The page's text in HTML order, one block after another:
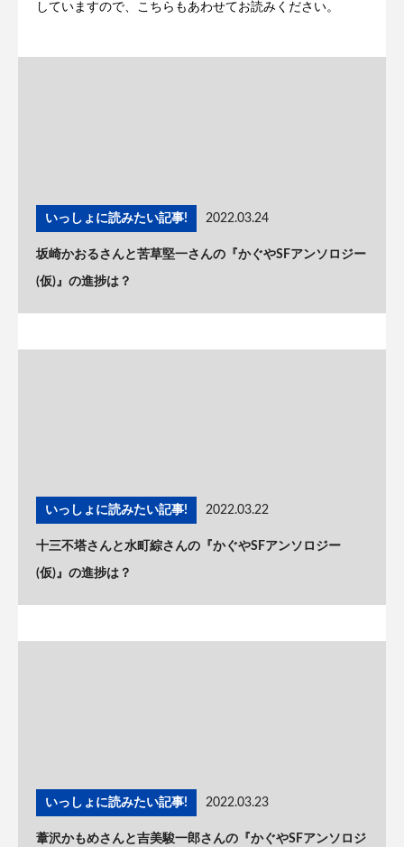
していますので、こちらもあわせてお読みください。
いっしょに読みたい記事! 2022.03.24
坂崎かおるさんと苦草堅一さんの『かぐやSFアンソロジー
(仮)』の進捗は？
いっしょに読みたい記事! 2022.03.22
十三不塔さんと水町綜さんの『かぐやSFアンソロジー
(仮)』の進捗は？
いっしょに読みたい記事! 2022.03.23
葦沢かもめさんと吉美駿一郎さんの『かぐやSFアンソロジ